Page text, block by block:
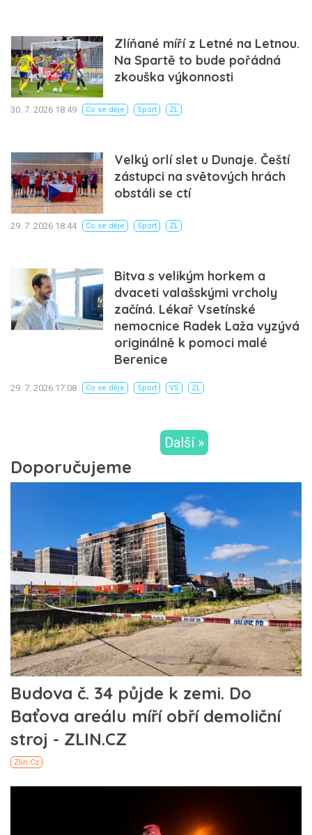
Zlíňané míří z Letné na Letnou.
Na Spartě to bude pořádná
zkouška výkonnosti
30. 7. 2026 18:49 Co se děje Sport ZL
Velký orlí slet u Dunaje. Čeští
zástupci na světových hrách
obstáli se ctí
29. 7. 2026 18:44 Co se děje Sport ZL
Bitva s velikým horkem a
dvaceti valašskými vrcholy
začíná. Lékař Vsetínské
nemocnice Radek Laža vyzývá
originálně k pomoci malé
Berenice
29. 7. 2026 17:08 Co se děje Sport VS ZL
Další »